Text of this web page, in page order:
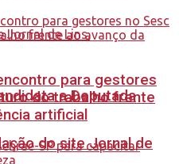
a Deputada
do site Jornal de
para gestores
do trabalho frente
artificial